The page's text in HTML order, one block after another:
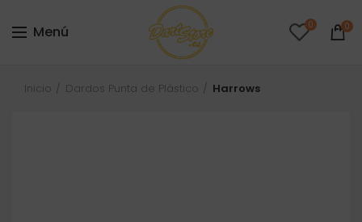
Menú 0 0
Inicio Dardos Punta de Plástico Harrows